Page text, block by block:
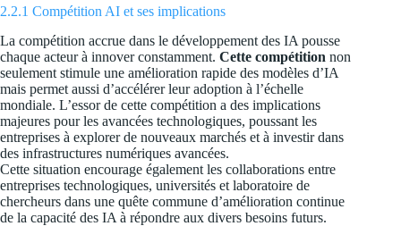
2.2.1 Compétition AI et ses implications
La compétition accrue dans le développement des IA pousse
chaque acteur à innover constamment. Cette compétition non
seulement stimule une amélioration rapide des modèles d’IA
mais permet aussi d’accélérer leur adoption à l’échelle
mondiale. L’essor de cette compétition a des implications
majeures pour les avancées technologiques, poussant les
entreprises à explorer de nouveaux marchés et à investir dans
des infrastructures numériques avancées.
Cette situation encourage également les collaborations entre
entreprises technologiques, universités et laboratoire de
chercheurs dans une quête commune d’amélioration continue
de la capacité des IA à répondre aux divers besoins futurs.